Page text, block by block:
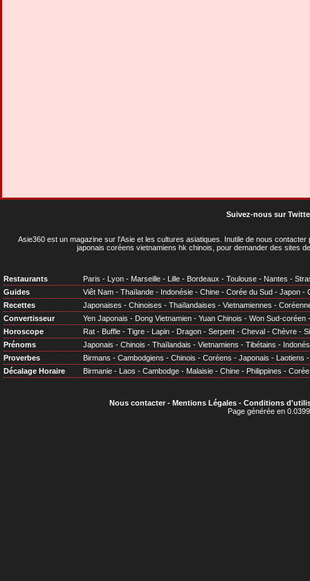
Suivez-nous sur
Asie360 est un magazine sur l'Asie et les cultures asiatiques . Inutile de nous
japonais coréens vietnamiens hk chinois, pour demander des sites
Restaurants Paris - Lyon - Marseille - Lille - Bordeaux - Toulouse - Nantes -
Guides
Viêt Nam - Thaïlande - Indonésie - Chine - Corée du Sud - Japon -
Recettes
Japonaises - Chinoises - Thaïlandaises - Vietnamiennes -
Convertisseur
Yen Japonais - Dong Vietnamien - Yuan Chinois - Won Sud-coréen
Horoscope
Rat - Buffle - Tigre - Lapin - Dragon - Serpent - Cheval - Chèvre -
Prénoms
Japonais - Chinois - Thaïlandais - Vietnamiens - Tibétains -
Proverbes
Birmans - Cambodgiens - Chinois - Coréens - Japonais - Laotiens
Décalage Horaire
Birmanie - Laos - Cambodge - Malaisie - Chine - Philippines - Corée
Nous contacter- Mentions Légales- Conditions
Page générée en